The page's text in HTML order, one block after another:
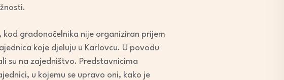
gradonačelnika nije organiziran prijem
koje djeluju u Karlovcu. U povodu
su na zajedništvo. Predstavnicima
u kojemu se upravo oni, kako je